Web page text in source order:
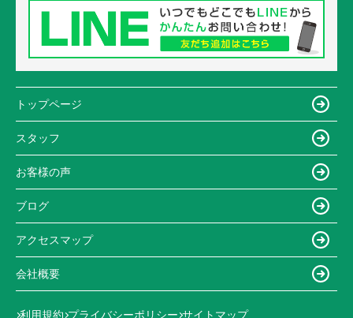
トップページ
スタッフ
お客様の声
ブログ
アクセスマップ
会社概要
利用規約 プライバシーポリシー サイトマップ